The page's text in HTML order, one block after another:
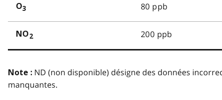
O3 80 ppb
NO 2 200 ppb
Note : ND (non disponible) désigne des données
manquantes.